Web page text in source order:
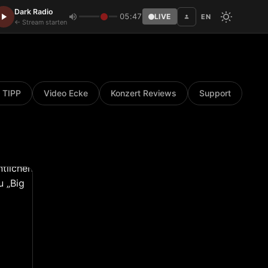
Dark Radio
← Stream starten
05:47 LIVE EN
TIPP Video Ecke Konzert Reviews Support